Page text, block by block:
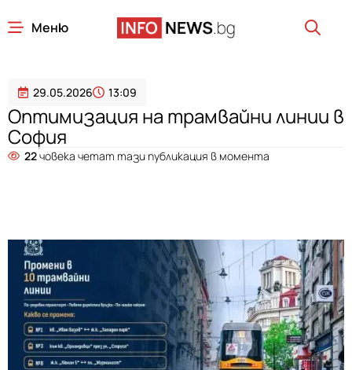
Меню
29.05.2026 13:09
Оптимизация на трамвайни линии в
София
22човека четат тази публикация в момента